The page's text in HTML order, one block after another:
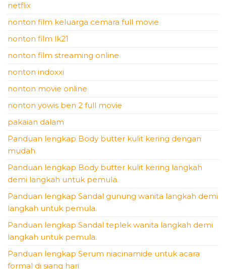
netflix
nonton film keluarga cemara full movie
nonton film lk21
nonton film streaming online
nonton indoxxi
nonton movie online
nonton yowis ben 2 full movie
pakaian dalam
Panduan lengkap Body butter kulit kering dengan
mudah.
Panduan lengkap Body butter kulit kering langkah
demi langkah untuk pemula.
Panduan lengkap Sandal gunung wanita langkah demi
langkah untuk pemula.
Panduan lengkap Sandal teplek wanita langkah demi
langkah untuk pemula.
Panduan lengkap Serum niacinamide untuk acara
formal di siang hari